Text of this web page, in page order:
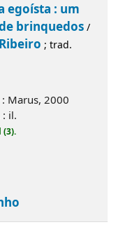
egoísta : um
brinquedos/
; trad.
Marus, 2000
il.